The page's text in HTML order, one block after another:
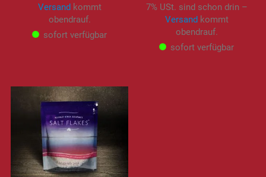
Versandkommt
obendrauf.
sofort verfügbar
7% USt. sind schon drin –
Versandkommt
obendrauf.
sofort verfügbar